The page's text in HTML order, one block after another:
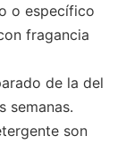
o específico
fragancia
de la del
semanas.
son